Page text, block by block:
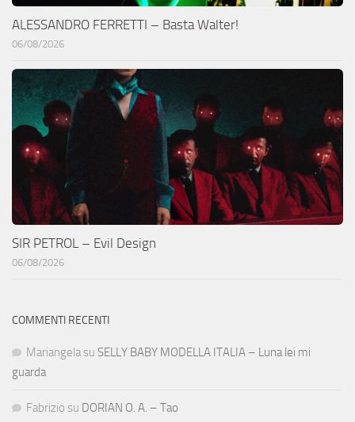
ALESSANDRO FERRETTI – Basta Walter!
06/08/2026
SIR PETROL – Evil Design
06/08/2026
COMMENTI RECENTI
Mariangela su SELLY BABY MODELLA ITALIA – Luna lei mi
guarda
Fabrizio su DORIAN O. A. – Tao